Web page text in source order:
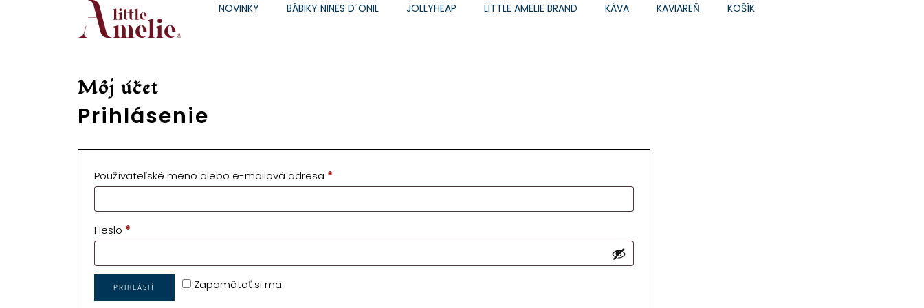
NOVINKY BÁBIKY NINES D´ONIL JOLLYHEAP LITTLE AMELIE BRAND KÁVA KAVIAREŇ KOŠÍK
Môj účet
Prihlásenie
Používateľské meno alebo e-mailová adresa *
Heslo *
Zapamätať si ma
PRIHLÁSIŤ